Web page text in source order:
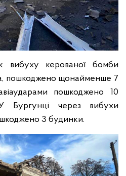
вибуху керованої бомби
пошкоджено щонайменше 7
пошкоджено 10
Бургунці через вибухи
3 будинки.